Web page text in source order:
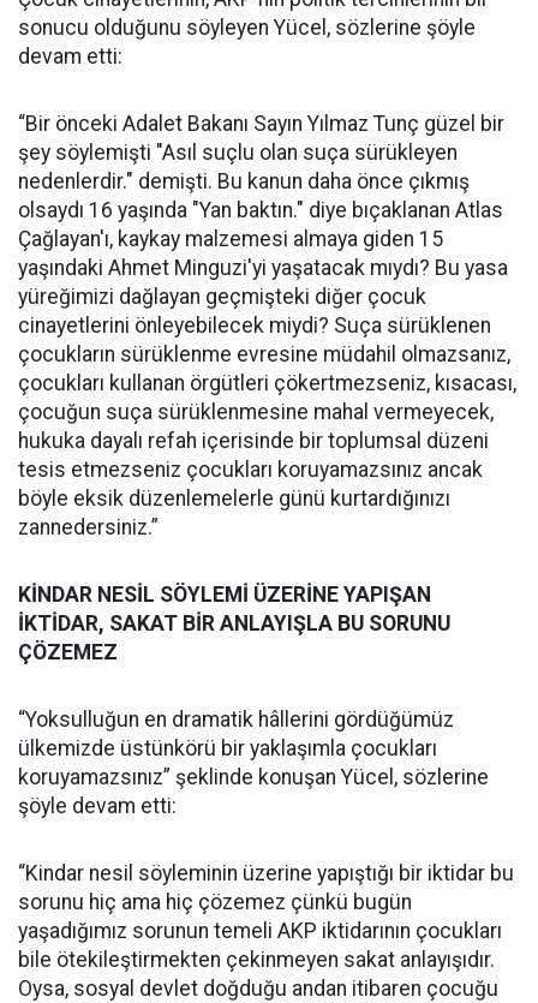
sonucu olduğunu söyleyen Yücel, sözlerine şöyle
devam etti:
“Bir önceki Adalet Bakanı Sayın Yılmaz Tunç güzel bir
şey söylemişti "Asıl suçlu olan suça sürükleyen
nedenlerdir." demişti. Bu kanun daha önce çıkmış
olsaydı 16 yaşında "Yan baktın." diye bıçaklanan Atlas
Çağlayan'ı, kaykay malzemesi almaya giden 15
yaşındaki Ahmet Minguzi'yi yaşatacak mıydı? Bu yasa
yüreğimizi dağlayan geçmişteki diğer çocuk
cinayetlerini önleyebilecek miydi? Suça sürüklenen
çocukların sürüklenme evresine müdahil olmazsanız,
çocukları kullanan örgütleri çökertmezseniz, kısacası,
çocuğun suça sürüklenmesine mahal vermeyecek,
hukuka dayalı refah içerisinde bir toplumsal düzeni
tesis etmezseniz çocukları koruyamazsınız ancak
böyle eksik düzenlemelerle günü kurtardığınızı
zannedersiniz.”
KİNDAR NESİL SÖYLEMİ ÜZERİNE YAPIŞAN
İKTİDAR, SAKAT BİR ANLAYIŞLA BU SORUNU
ÇÖZEMEZ
“Yoksulluğun en dramatik hâllerini gördüğümüz
ülkemizde üstünkörü bir yaklaşımla çocukları
koruyamazsınız” şeklinde konuşan Yücel, sözlerine
şöyle devam etti:
“Kindar nesil söyleminin üzerine yapıştığı bir iktidar bu
sorunu hiç ama hiç çözemez çünkü bugün
yaşadığımız sorunun temeli AKP iktidarının çocukları
bile ötekileştirmekten çekinmeyen sakat anlayışıdır.
Oysa, sosyal devlet doğduğu andan itibaren çocuğu